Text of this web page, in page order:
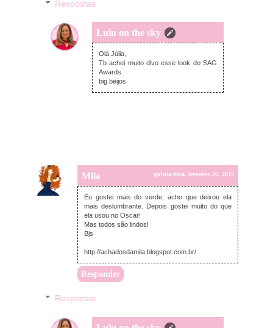
Respostas
Lulu on the sky
quinta-feira, fevereiro 26, 2015
Olá Júlia,
Tb achei muito divo esse look do SAG
Awards.
big beijos
Mila quinta-feira, fevereiro 26, 2015
Eu gostei mais do verde, acho que deixou ela
mais deslumbrante. Depois gostei muito do que
ela usou no Oscar!
Mas todos são lindos!
Bjs
http://achadosdamila.blogspot.com.br/
Responder
Respostas